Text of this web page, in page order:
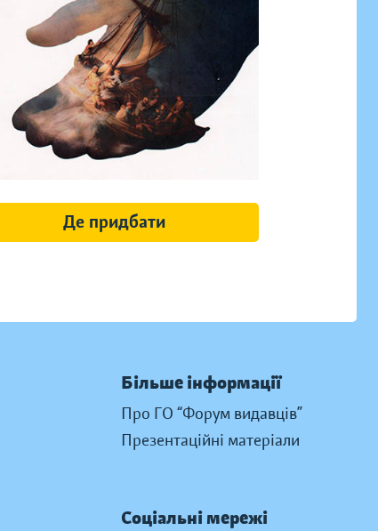
Де придбати
Більше інформації
Про ГО “Форум видавців”
Презентаційні матеріали
Соціальні мережі